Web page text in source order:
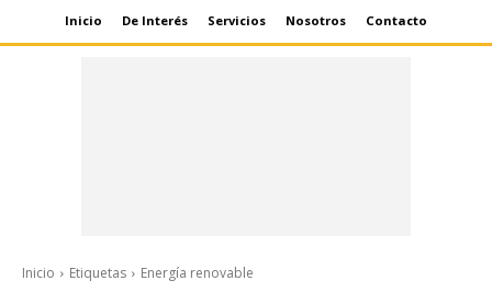
Inicio De Interés Servicios Nosotros Contacto
Inicio Etiquetas Energía renovable